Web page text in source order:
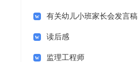
有关幼儿小班家长会发言稿
读后感
监理工程师